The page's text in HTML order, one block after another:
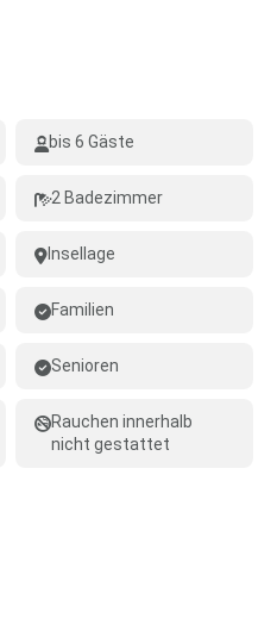
bis 6 Gäste
2 Badezimmer
Insellage
Familien
Senioren
Rauchen innerhalb
nicht gestattet